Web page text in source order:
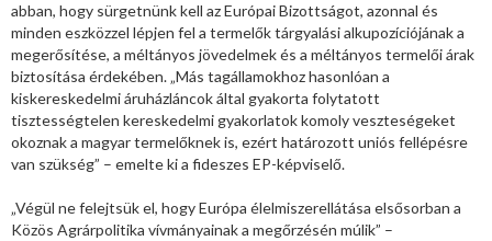
abban, hogy sürgetnünk kell az Európai Bizottságot, azonnal és
minden eszközzel lépjen fel a termelők tárgyalási alkupozíciójának a
megerősítése, a méltányos jövedelmek és a méltányos termelői árak
biztosítása érdekében. „Más tagállamokhoz hasonlóan a
kiskereskedelmi áruházláncok által gyakorta folytatott
tisztességtelen kereskedelmi gyakorlatok komoly veszteségeket
okoznak a magyar termelőknek is, ezért határozott uniós fellépésre
van szükség” – emelte ki a fideszes EP-képviselő.
„Végül ne felejtsük el, hogy Európa élelmiszerellátása elsősorban a
Közös Agrárpolitika vívmányainak a megőrzésén múlik” –